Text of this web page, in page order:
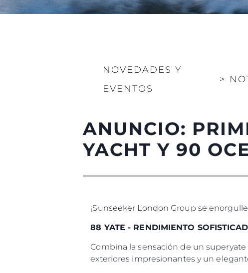
NOVEDADES Y
EVENTOS
>
ANUNCIO:
YACHT Y 90
¡Sunseeker London Group se
88 YATE - RENDIMIENTO
Combina la sensación de un
exteriores impresionantes y un